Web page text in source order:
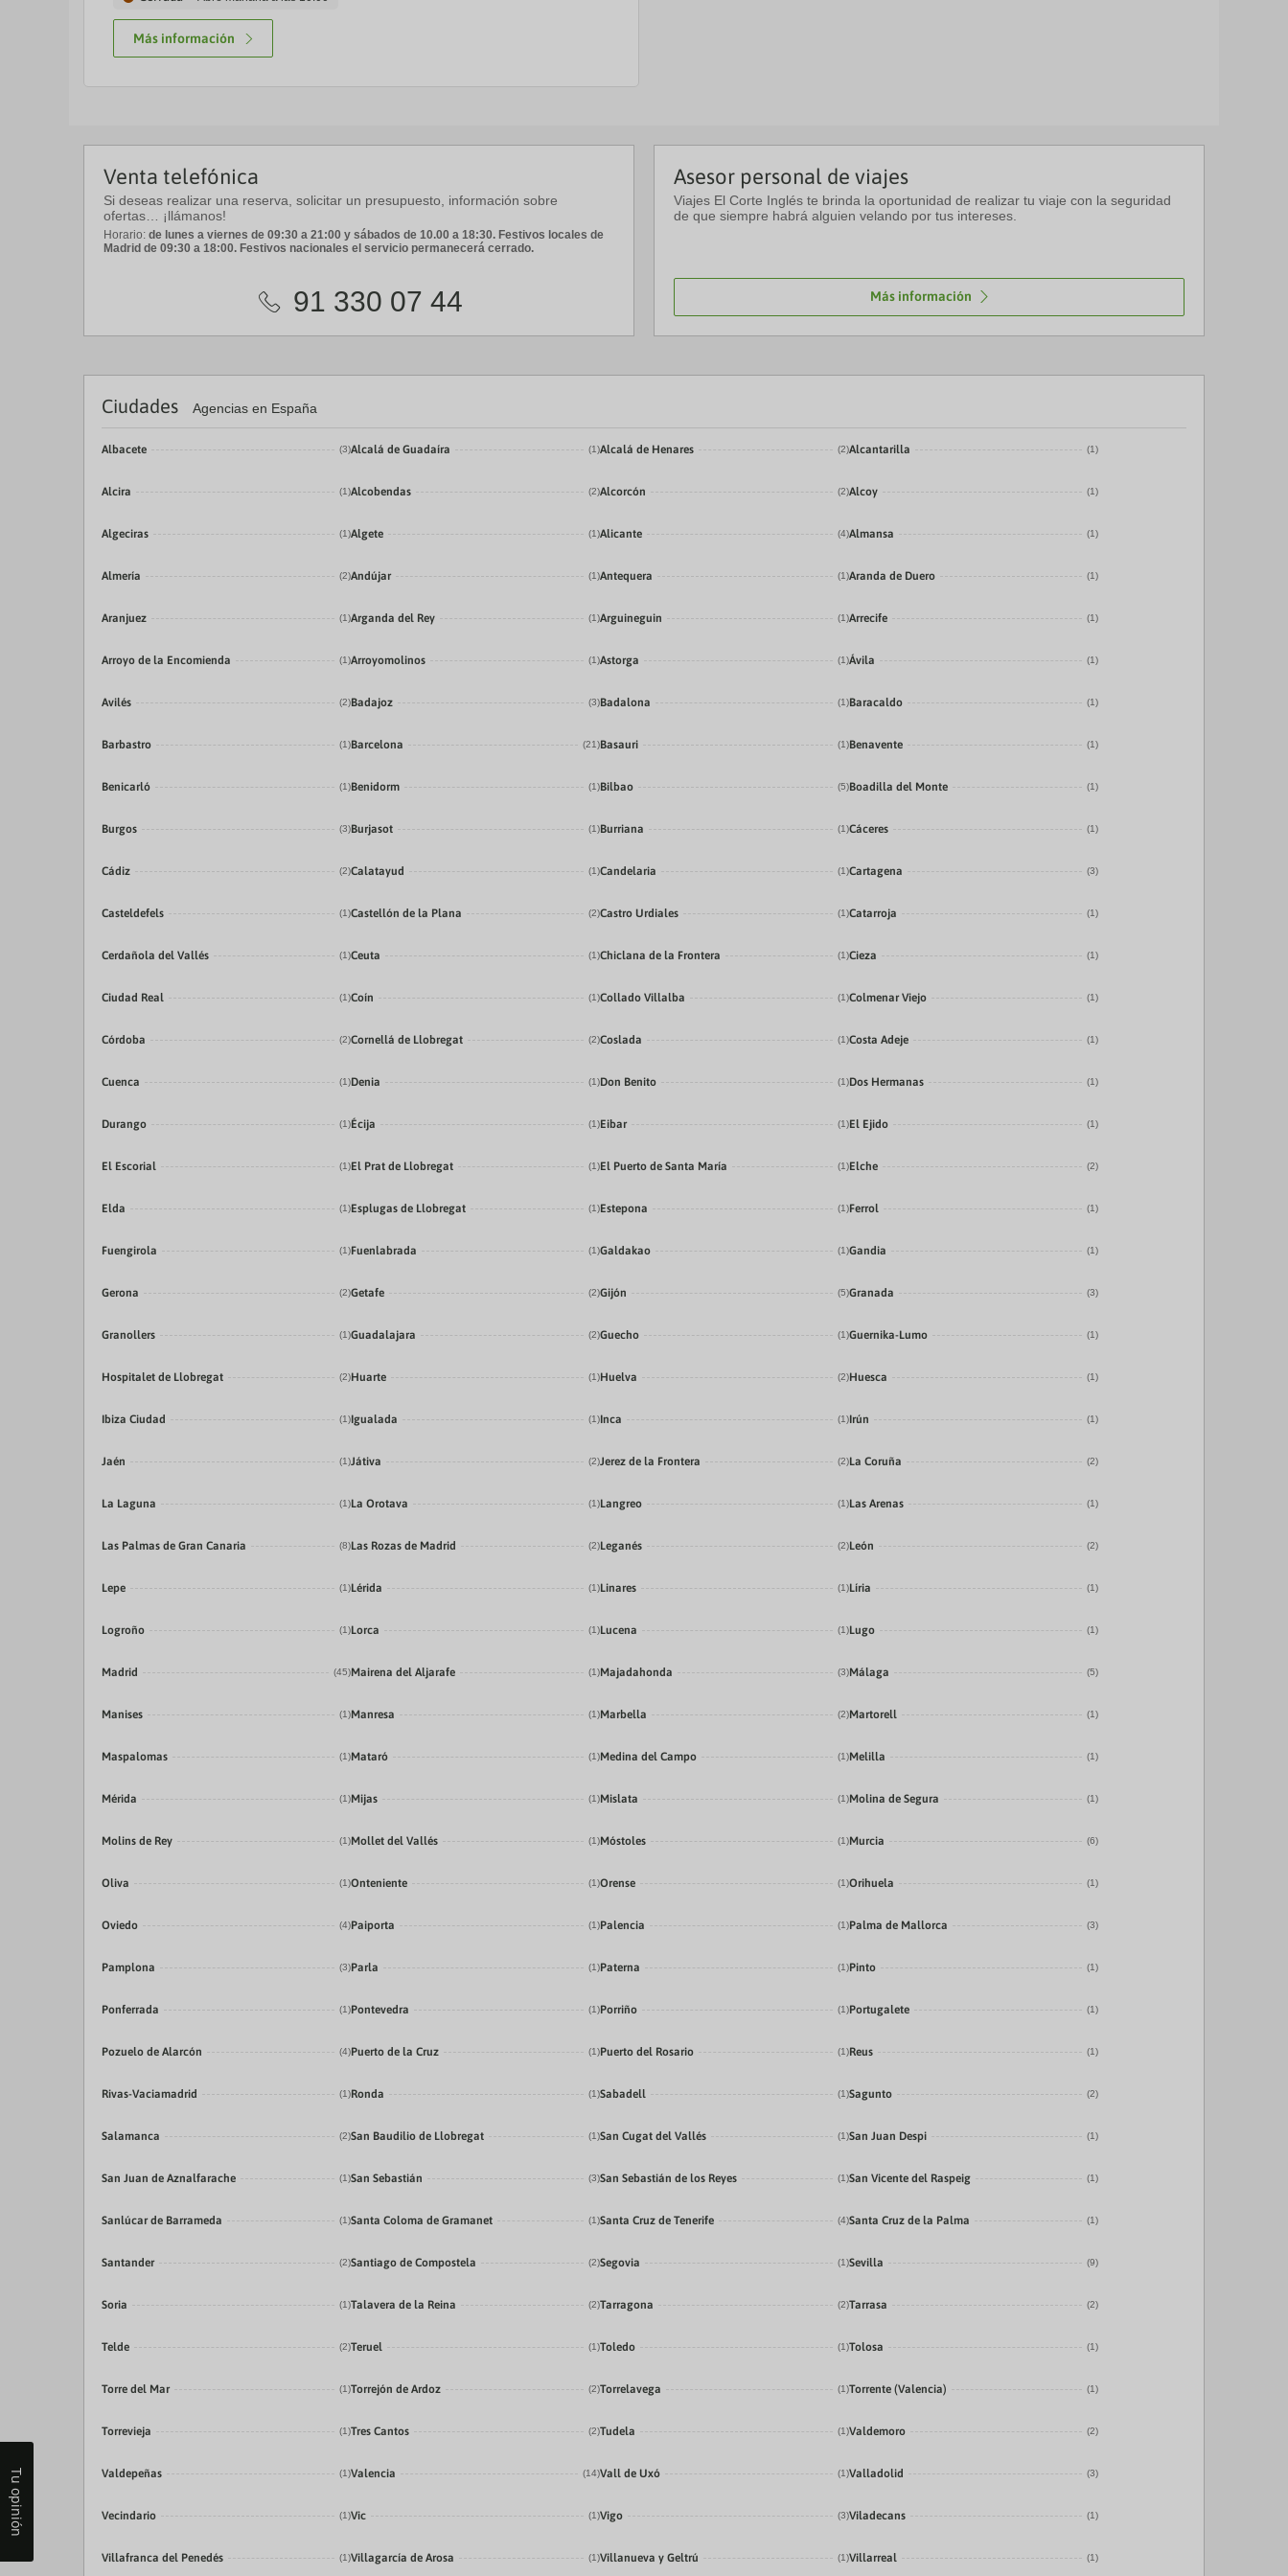
Más información
Venta telefónica
Si deseas realizar una reserva, solicitar un presupuesto, información sobre
ofertas… ¡llámanos!
Horario: de lunes a viernes de 09:30 a 21:00 y sábados de 10.00 a 18:30. Festivos locales de
Madrid de 09:30 a 18:00. Festivos nacionales el servicio permanecerá cerrado.
91 330 07 44
Asesor personal de viajes
Viajes El Corte Inglés te brinda la oportunidad de realizar tu viaje con la seguridad
de que siempre habrá alguien velando por tus intereses.
Más información
Ciudades Agencias en España
Albacete (3)Alcalá de Guadaíra (1)Alcalá de Henares (2)Alcantarilla (1)
Alcira (1)Alcobendas (2)Alcorcón (2)Alcoy (1)
Algeciras (1)Algete (1)Alicante (4)Almansa (1)
Almería (2)Andújar (1)Antequera (1)Aranda de Duero (1)
Aranjuez (1)Arganda del Rey (1)Arguineguin (1)Arrecife (1)
Arroyo de la Encomienda (1)Arroyomolinos (1)Astorga (1)Ávila (1)
Avilés (2)Badajoz (3)Badalona (1)Baracaldo (1)
Barbastro (1)Barcelona (21)Basauri (1)Benavente (1)
Benicarló (1)Benidorm (1)Bilbao (5)Boadilla del Monte (1)
Burgos (3)Burjasot (1)Burriana (1)Cáceres (1)
Cádiz (2)Calatayud (1)Candelaria (1)Cartagena (3)
Casteldefels (1)Castellón de la Plana (2)Castro Urdiales (1)Catarroja (1)
Cerdañola del Vallés (1)Ceuta (1)Chiclana de la Frontera (1)Cieza (1)
Ciudad Real (1)Coín (1)Collado Villalba (1)Colmenar Viejo (1)
Córdoba (2)Cornellá de Llobregat (2)Coslada (1)Costa Adeje (1)
Cuenca (1)Denia (1)Don Benito (1)Dos Hermanas (1)
Durango (1)Écija (1)Eibar (1)El Ejido (1)
El Escorial (1)El Prat de Llobregat (1)El Puerto de Santa María (1)Elche (2)
Elda (1)Esplugas de Llobregat (1)Estepona (1)Ferrol (1)
Fuengirola (1)Fuenlabrada (1)Galdakao (1)Gandia (1)
Gerona (2)Getafe (2)Gijón (5)Granada (3)
Granollers (1)Guadalajara (2)Guecho (1)Guernika-Lumo (1)
Hospitalet de Llobregat (2)Huarte (1)Huelva (2)Huesca (1)
Ibiza Ciudad (1)Igualada (1)Inca (1)Irún (1)
Jaén (1)Játiva (2)Jerez de la Frontera (2)La Coruña (2)
La Laguna (1)La Orotava (1)Langreo (1)Las Arenas (1)
Las Palmas de Gran Canaria (8)Las Rozas de Madrid (2)Leganés (2)León (2)
Lepe (1)Lérida (1)Linares (1)Líria (1)
Logroño (1)Lorca (1)Lucena (1)Lugo (1)
Madrid (45)Mairena del Aljarafe (1)Majadahonda (3)Málaga (5)
Manises (1)Manresa (1)Marbella (2)Martorell (1)
Maspalomas (1)Mataró (1)Medina del Campo (1)Melilla (1)
Mérida (1)Mijas (1)Mislata (1)Molina de Segura (1)
Molins de Rey (1)Mollet del Vallés (1)Móstoles (1)Murcia (6)
Oliva (1)Onteniente (1)Orense (1)Orihuela (1)
Oviedo (4)Paiporta (1)Palencia (1)Palma de Mallorca (3)
Pamplona (3)Parla (1)Paterna (1)Pinto (1)
Ponferrada (1)Pontevedra (1)Porriño (1)Portugalete (1)
Pozuelo de Alarcón (4)Puerto de la Cruz (1)Puerto del Rosario (1)Reus (1)
Rivas-Vaciamadrid (1)Ronda (1)Sabadell (1)Sagunto (2)
Salamanca (2)San Baudilio de Llobregat (1)San Cugat del Vallés (1)San Juan Despi (1)
San Juan de Aznalfarache (1)San Sebastián (3)San Sebastián de los Reyes (1)San Vicente del Raspeig (1)
Sanlúcar de Barrameda (1)Santa Coloma de Gramanet (1)Santa Cruz de Tenerife (4)Santa Cruz de la Palma (1)
Santander (2)Santiago de Compostela (2)Segovia (1)Sevilla (9)
Soria (1)Talavera de la Reina (2)Tarragona (2)Tarrasa (2)
Telde (2)Teruel (1)Toledo (1)Tolosa (1)
Torre del Mar (1)Torrejón de Ardoz (2)Torrelavega (1)Torrente (Valencia) (1)
Torrevieja (1)Tres Cantos (2)Tudela (1)Valdemoro (2)
Valdepeñas (1)Valencia (14)Vall de Uxó (1)Valladolid (3)
Vecindario (1)Vic (1)Vigo (3)Viladecans (1)
Villafranca del Penedés (1)Villagarcía de Arosa (1)Villanueva y Geltrú (1)Villarreal (1)
Tu opinión